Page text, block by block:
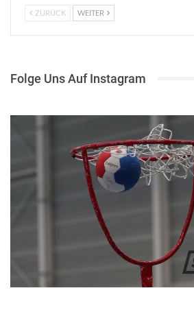
ZURÜCK WEITER
Folge Uns Auf Instagram